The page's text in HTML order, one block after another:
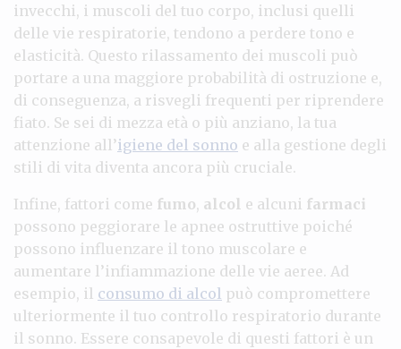
invecchi, i muscoli del tuo corpo, inclusi quelli
delle vie respiratorie, tendono a perdere tono e
elasticità. Questo rilassamento dei muscoli può
portare a una maggiore probabilità di ostruzione e,
di conseguenza, a risvegli frequenti per riprendere
fiato. Se sei di mezza età o più anziano, la tua
attenzione all’igiene del sonno e alla gestione degli
stili di vita diventa ancora più cruciale.
Infine, fattori come fumo, alcol e alcuni farmaci
possono peggiorare le apnee ostruttive poiché
possono influenzare il tono muscolare e
aumentare l’infiammazione delle vie aeree. Ad
esempio, il consumo di alcol può compromettere
ulteriormente il tuo controllo respiratorio durante
il sonno. Essere consapevole di questi fattori è un